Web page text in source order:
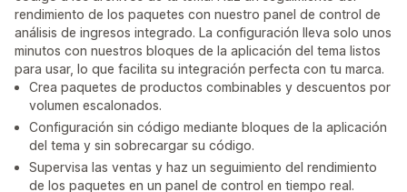
rendimiento de los paquetes con nuestro panel de control de
análisis de ingresos integrado. La configuración lleva solo unos
minutos con nuestros bloques de la aplicación del tema listos
para usar, lo que facilita su integración perfecta con tu marca.
Crea paquetes de productos combinables y descuentos por
volumen escalonados.
Configuración sin código mediante bloques de la aplicación
del tema y sin sobrecargar su código.
Supervisa las ventas y haz un seguimiento del rendimiento
de los paquetes en un panel de control en tiempo real.